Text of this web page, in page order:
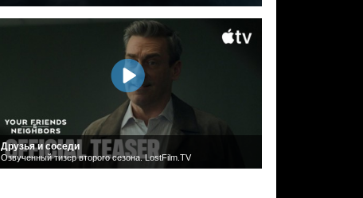
Друзья и соседи
Озвученный тизер второго сезона. LostFilm.TV